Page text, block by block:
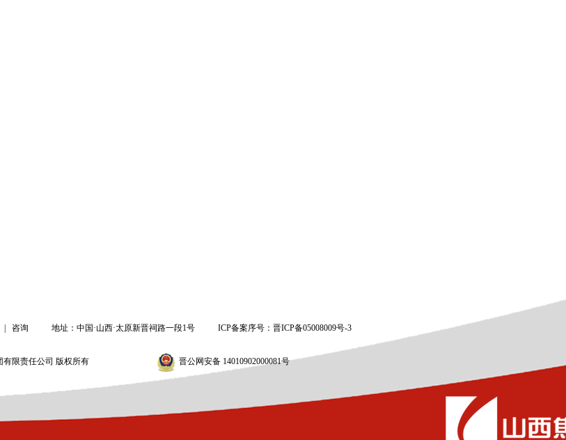
咨询 地址：中国·山西·太原新晋祠路一段1号 ICP备案序号：晋ICP备05008009号-3
有限责任公司 版权所有 晋公网安备 14010902000081号